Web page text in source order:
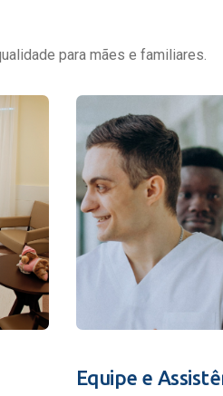
para mães e familiares.
Equipe e